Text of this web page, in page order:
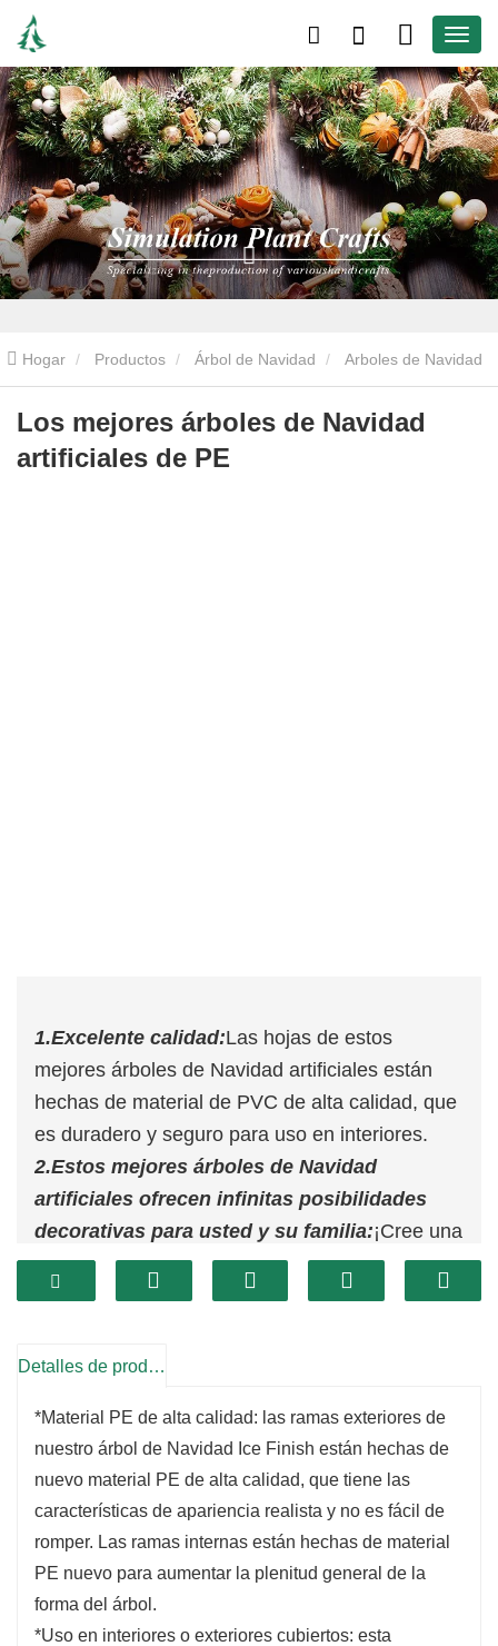
Hogar Productos Árbol de Navidad Arboles de Navidad
artificiales Los mejores árboles de Navidad artificiales de PE
Los mejores árboles de Navidad
artificiales de PE
1.Excelente calidad:Las hojas de estos
mejores árboles de Navidad artificiales están
hechas de material de PVC de alta calidad, que
es duradero y seguro para uso en interiores.
2.Estos mejores árboles de Navidad
artificiales ofrecen infinitas posibilidades
decorativas para usted y su familia:¡Cree una
apariencia única y personalizada para su sala
de estar, oficina o fiesta navideña con su
más!
mejores árboles de Navidad artificiales se ven
súper realistas. Este árbol regordete es tan
encantador como el real. Estas puntas también
tienen resistencia a la compresión, por lo que
pueden proporcionar hojas verdes para los
árboles.
4. material de alta calidad:
Detalles de producto
*Material PE de alta calidad: las ramas exteriores de
nuestro árbol de Navidad Ice Finish están hechas de
nuevo material PE de alta calidad, que tiene las
características de apariencia realista y no es fácil de
romper. Las ramas internas están hechas de material
PE nuevo para aumentar la plenitud general de la
forma del árbol.
*Uso en interiores o exteriores cubiertos: esta